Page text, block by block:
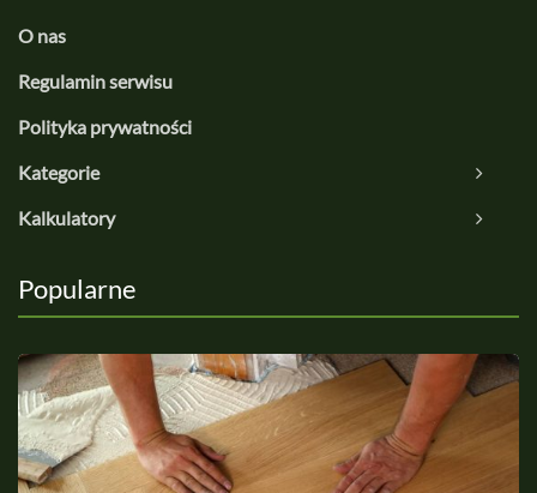
O nas
Regulamin serwisu
Polityka prywatności
Kategorie
Kalkulatory
Popularne